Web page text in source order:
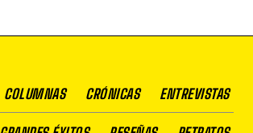
COLUMNAS CRÓNICAS ENTREVISTAS